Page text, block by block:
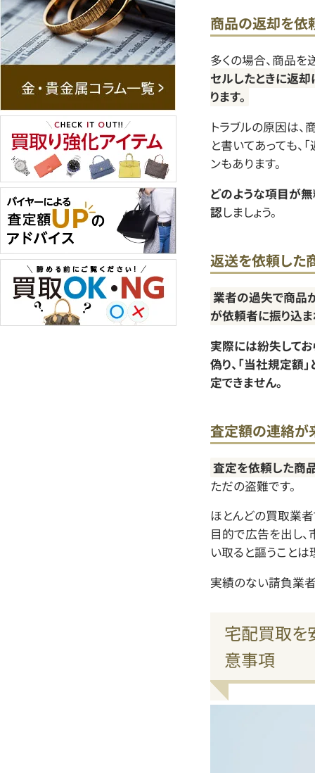
商品の返却を依
多くの場合、商品を
セルしたときに返
ります。
トラブルの原因は、
と書いてあっても、
ンもあります。
どのような項目が
認しましょう。
返送を依頼した
業者の過失で商品
が依頼者に振り込
実際には紛失して
偽り、「当社規定額
定できません。
査定額の連絡が
査定を依頼した商
ただの盗難です。
ほとんどの買取業
目的で広告を出し
い取ると謳うことは
実績のない請負業者
宅配買取を
意事項